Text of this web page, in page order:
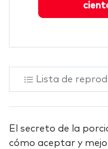
Lista de
El secreto de la
cómo aceptar y